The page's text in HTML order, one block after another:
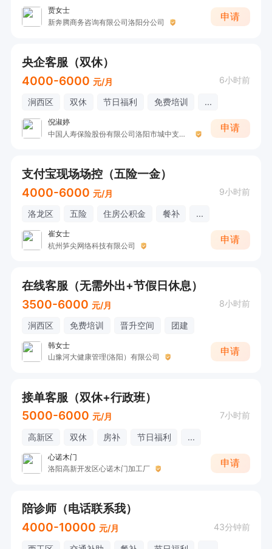
贾女士
新奔腾商务咨询有限公司洛阳分公司
申请
央企客服（双休）
4000-6000 元/月 6小时前
涧西区 双休 节日福利 免费培训 ...
倪淑婷
中国人寿保险股份有限公司洛阳市城中支公司（收展三部）
申请
支付宝现场场控（五险一金）
4000-6000 元/月 9小时前
洛龙区 五险 住房公积金 餐补 ...
崔女士
杭州笋尖网络科技有限公司
申请
在线客服（无需外出+节假日休息）
3500-6000 元/月 8小时前
涧西区 免费培训 晋升空间 团建
韩女士
山豫河大健康管理(洛阳）有限公司
申请
接单客服（双休+行政班）
5000-6000 元/月 7小时前
高新区 双休 房补 节日福利 ...
心诺木门
洛阳高新开发区心诺木门加工厂
申请
陪诊师（电话联系我）
4000-10000 元/月 43分钟前